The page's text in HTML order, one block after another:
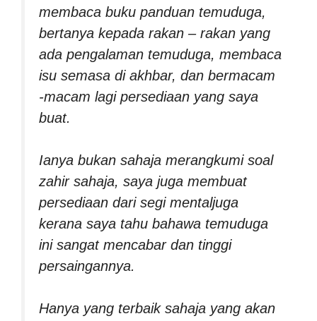
membaca buku panduan temuduga,
bertanya kepada rakan – rakan yang
ada pengalaman temuduga, membaca
isu semasa di akhbar, dan bermacam
-macam lagi persediaan yang saya
buat.
Ianya bukan sahaja merangkumi soal
zahir sahaja, saya juga membuat
persediaan dari segi mentaljuga
kerana saya tahu bahawa temuduga
ini sangat mencabar dan tinggi
persaingannya.
Hanya yang terbaik sahaja yang akan